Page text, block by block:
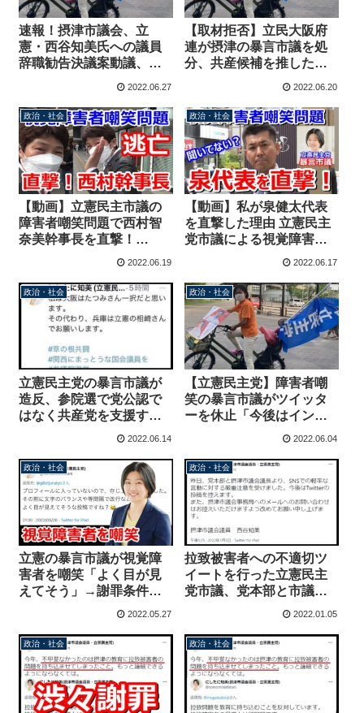
速報！摂津市議会、立
憲・西谷知美氏への議員
辞職勧告決議案動議、日
程追加されず否決 視覚
障害者への嘲笑と自宅訪
問示唆した問題
2022.06.27
【取材拒否】立民大阪府
連が摂津の暴言市議を処
分、共産候補を推した反
党行為→視覚障害者嘲笑
問題はスルー、都合の悪
いメディアからは嘘をつ
いて逃げる府連
2022.06.20
政治・社会
【動画】立憲民主市議の
障害者嘲笑問題で西村智
奈美幹事長を直撃！
→「ごめんなさいちょっ
コラサッサと逃亡
2022.06.19
政治・社会
【動画】私が泉健太代表
を直撃した理由 立憲民主
党市議による視覚障害者
嘲笑問題を府連マターで
2022.06.17
政治・社会
立憲民主党の暴言市議が
造反、参院選で党公認で
はなく共産党を支援する
投稿「大阪はたつみさん
ぎる」
2022.06.14
政治・社会
【立憲民主党】障害者嘲
笑の暴言市議がツイッタ
ーを休止「今後はインス
タとFacebookで活動報
を放置か？
2022.06.04
政治・社会
立憲の暴言市議が視覚障
害者を嘲笑「よく目が見
えてそう」→謝罪条件
「障害者である証明を送
し確認する」
2022.05.27
政治・社会
拉致被害者への不適切ツ
イートを行った立憲民主
党市議、党本部と市議会
議長から厳重注意→謝罪
自粛宣言
2022.01.05
政治・社会 政治・社会